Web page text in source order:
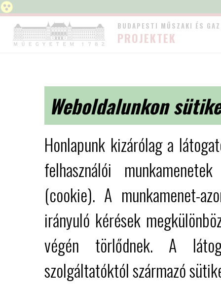
BUDAPESTI MŰSZAKI ÉS
PROJEKTEK
Weboldalunkon
Honlapunk kizárólag a
felhasználói
(cookie). A munkamenet-
irányuló kérések
végén törlődnek. A
szolgáltatóktól származó